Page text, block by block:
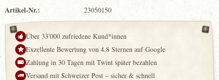
Artikel-Nr.: 23050150
Über 33'000 zufriedene Kund*innen
Exzellente Bewertung von 4.8 Sternen auf Google
Zahlung in 30 Tagen mit Twint später bezahlen
Versand mit Schweizer Post – sicher & schnell